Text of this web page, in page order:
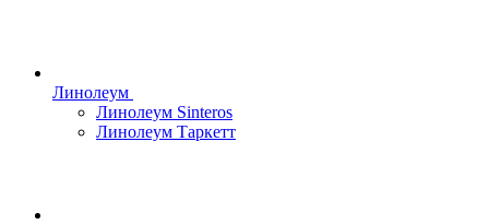
Линолеум
Линолеум Sinteros
Линолеум Таркетт